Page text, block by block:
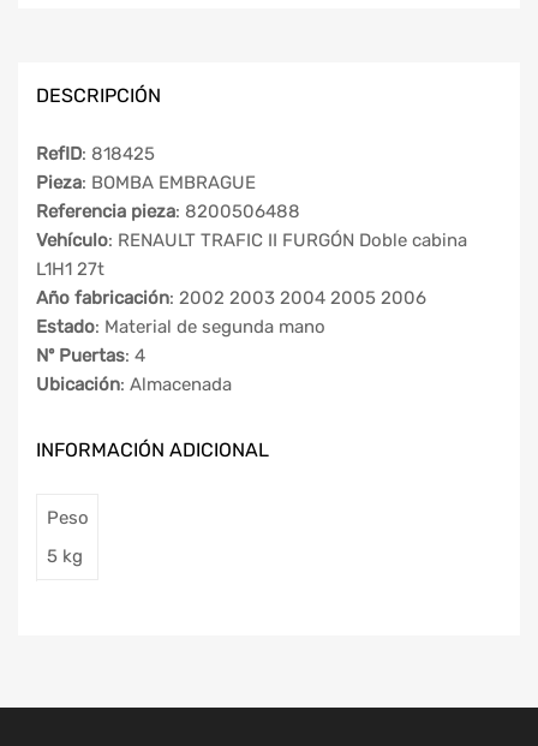
DESCRIPCIÓN
RefID: 818425
Pieza: BOMBA EMBRAGUE
Referencia pieza: 8200506488
Vehículo: RENAULT TRAFIC II FURGÓN Doble cabina
L1H1 27t
Año fabricación: 2002 2003 2004 2005 2006
Estado: Material de segunda mano
Nº Puertas: 4
Ubicación: Almacenada
INFORMACIÓN ADICIONAL
Peso
5 kg